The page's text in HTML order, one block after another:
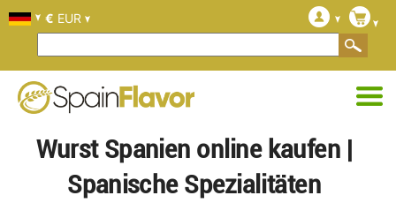
Wurst Spanien online kaufen |
Spanische Spezialitäten
€ EUR